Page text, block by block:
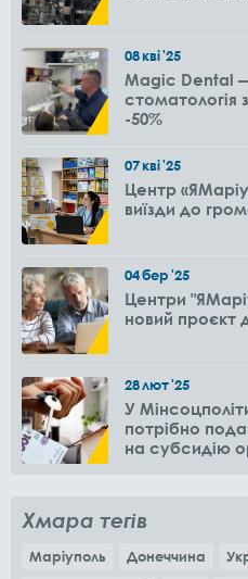
08кві'25
Magic Dental
стоматологія
-50%
07кві'25
Центр
виїзди до
04бер'25
Центри
новий проєкт
28лют'25
У
потрібно
на субсидію
Хмара тегів
Маріуполь Донеччина